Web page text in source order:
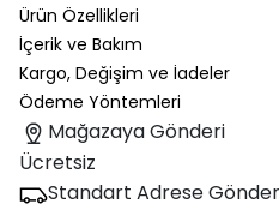
Ürün Özellikleri
İçerik ve Bakım
Kargo, Değişim ve İadeler
Ödeme Yöntemleri
Mağazaya Gönderi
Ücretsiz
Standart Adrese